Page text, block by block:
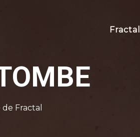
Fractal
Fractal